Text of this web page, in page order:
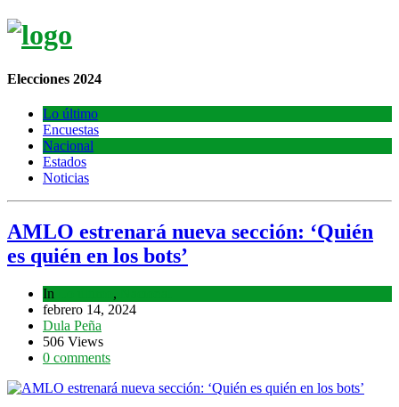
Elecciones 2024
Lo último
Encuestas
Nacional
Estados
Noticias
AMLO estrenará nueva sección: ‘Quién
es quién en los bots’
In ,
febrero 14, 2024
Dula Peña
506 Views
0 comments